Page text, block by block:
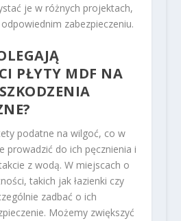
je w różnych projektach,
zabezpieczeniu.
PŁYTY MDF NA
podatne na wilgoć, co w
prowadzić do ich pęcznienia i
z wodą. W miejscach o
takich jak łazienki czy
zadbać o ich
Możemy zwiększyć